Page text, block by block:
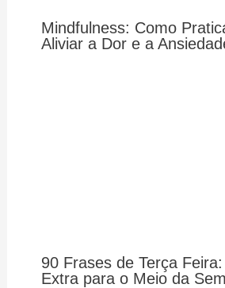
Mindfulness: Como
Aliviar a Dor e a
90 Frases de Terça
Extra para o Meio da